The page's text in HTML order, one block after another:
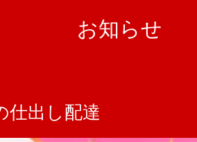
お知らせ
仕出し配達